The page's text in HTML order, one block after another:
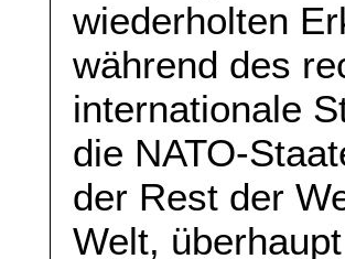
wiederholten
während des
internationale
die NATO-
der Rest der
Welt,